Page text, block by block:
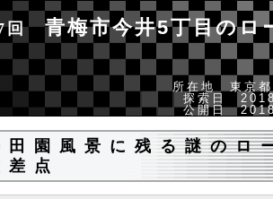
回青梅市今井5丁目のロ
所在地 東京都
探索日
公開日
田園風景に残る謎のロ
点